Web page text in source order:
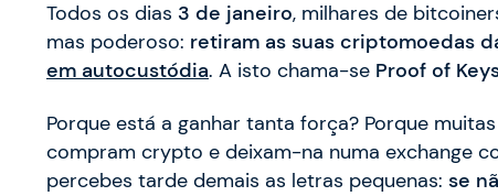
Todos os dias 3 de janeiro, milhares de
mas poderoso: retiram as suas criptomoedas
em autocustódia. A isto chama-se Proof of
Porque está a ganhar tanta força? Porque
compram crypto e deixam-na numa exchange
percebes tarde demais as letras pequenas: se